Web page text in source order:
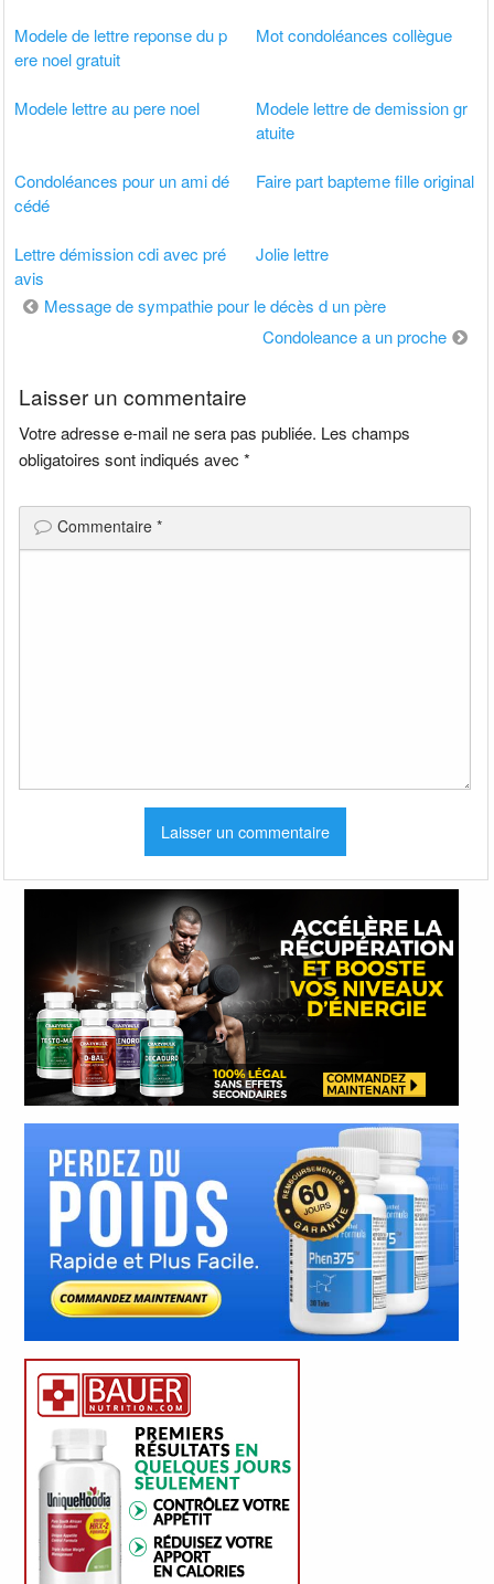
Modele de lettre reponse du p
ere noel gratuit
Mot condoléances collègue
Modele lettre au pere noel
Modele lettre de demission gr
atuite
Condoléances pour un ami dé
cédé
Faire part bapteme fille original
Lettre démission cdi avec pré
avis
Jolie lettre
Navigation
Message de sympathie pour le décès d un père
Condoleance a un proche
Laisser un commentaire
Votre adresse e-mail ne sera pas publiée. Les champs
obligatoires sont indiqués avec*
Commentaire*